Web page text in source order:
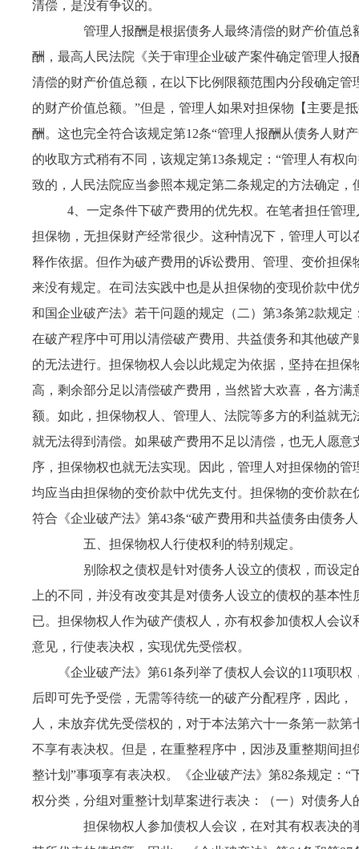
清偿，是没有争议的。
管理人报酬是根据债务人最终清偿的财产价值总
酬，最高人民法院《关于审理企业破产案件确定管理人报
清偿的财产价值总额，在以下比例限额范围内分段确定管
的财产价值总额。”但是，管理人如果对担保物【主要是
酬。这也完全符合该规定第12条“管理人报酬从债务人财
的收取方式稍有不同，该规定第13条规定：“管理人有权
致的，人民法院应当参照本规定第二条规定的方法确定
4 、一定条件下破产费用的优先权。在笔者担任管
担保物，无担保财产经常很少。这种情况下，管理人可
释作依据。但作为破产费用的诉讼费用、管理、变价担
来没有规定。在司法实践中也是从担保物的变现价款中优
和国企业破产法》若干问题的规定（二）第3条第2款规定
在破产程序中可用以清偿破产费用、共益债务和其他破
的无法进行。担保物权人会以此规定为依据，坚持在担
高，剩余部分足以清偿破产费用，当然皆大欢喜，各方
额。如此，担保物权人、管理人、法院等多方的利益就
就无法得到清偿。如果破产费用不足以清偿，也无人愿
序，担保物权也就无法实现。因此，管理人对担保物的
均应当由担保物的变价款中优先支付。担保物的变价款
符合《企业破产法》第43条“破产费用和共益债务由债务
五、担保物权人行使权利的特别规定。
别除权之债权是针对债务人设立的债权，而设定
上的不同，并没有改变其是对债务人设立的债权的基本
已。担保物权人作为破产债权人，亦有权参加债权人会
意见，行使表决权，实现优先受偿权。
《企业破产法》第61条列举了债权人会议的11项职权
后即可先予受偿，无需等待统一的破产分配程序，因此，
人，未放弃优先受偿权的，对于本法第六十一条第一款
不享有表决权。但是，在重整程序中，因涉及重整期间
整计划”事项享有表决权。《企业破产法》第82条规定：“
权分类，分组对重整计划草案进行表决：（一）对债务人
担保物权人参加债权人会议，在对其有权表决的